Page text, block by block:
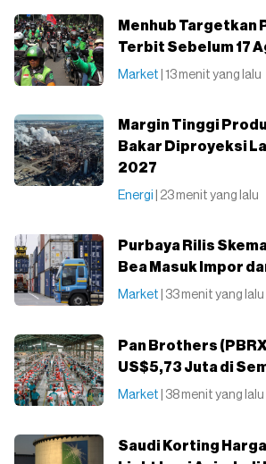
Menhub Targetkan
Terbit Sebelum 17
Market | 13 menit yang lalu
Margin Tinggi
Bakar Diproyeksi
2027
Energi | 23 menit yang lalu
Purbaya Rilis
Bea Masuk Impor
Market | 33 menit yang lalu
Pan Brothers
US$5,73 Juta di
Market | 38 menit yang lalu
Saudi Korting